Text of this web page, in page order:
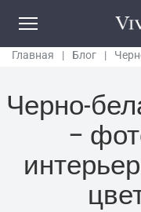
Главная | Блог |
Черно-
–